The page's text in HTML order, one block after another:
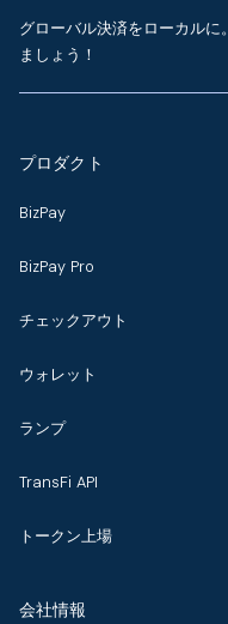
グローバル決済をローカルに
ましょう！
プロダクト
BizPay
BizPay Pro
チェックアウト
ウォレット
ランプ
TransFi API
トークン上場
会社情報